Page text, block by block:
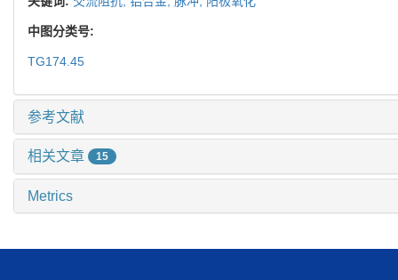
中图分类号:
TG174.45
参考文献
相关文章 15
Metrics